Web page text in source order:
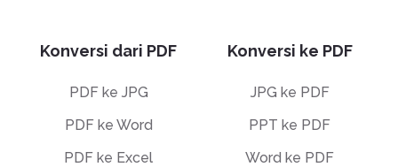
Konversi dari PDF
PDF ke JPG
PDF ke Word
PDF ke Excel
Konversi ke PDF
JPG ke PDF
PPT ke PDF
Word ke PDF